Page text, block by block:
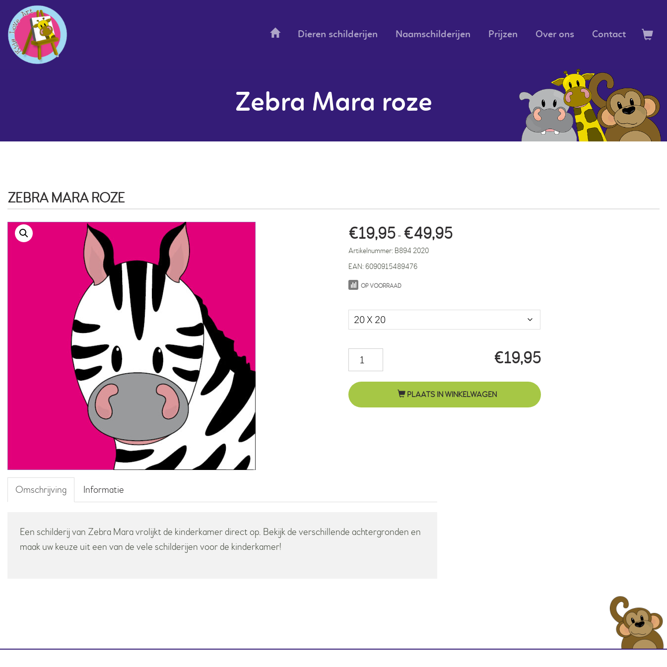
Dieren schilderijen Naamschilderijen Prijzen Over ons Contact
Zebra Mara roze
ZEBRA MARA ROZE
€19,95 - €49,95
Artikelnummer: B894 2020
EAN: 6090915489476
OP VOORRAAD
€19,95
Mara
roze
aantalPLAATS IN WINKELWAGEN
Omschrijving Informatie
Een schilderij van Zebra Mara vrolijkt de kinderkamer direct op. Bekijk de verschillende achtergronden en
maak uw keuze uit een van de vele schilderijen voor de kinderkamer!